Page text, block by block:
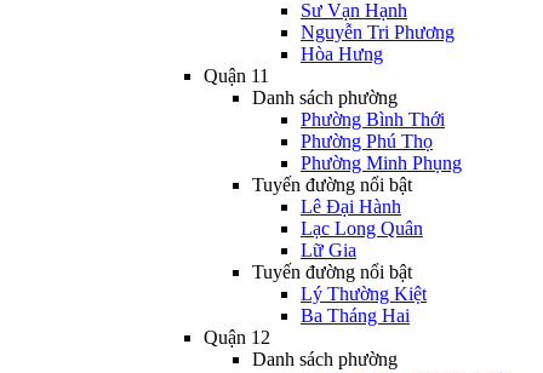
Sư Vạn Hạnh
Nguyễn Tri Phương
Hòa Hưng
Quận 11
Danh sách phường
Phường Bình Thới
Phường Phú Thọ
Phường Minh Phụng
Tuyến đường nổi bật
Lê Đại Hành
Lạc Long Quân
Lữ Gia
Tuyến đường nổi bật
Lý Thường Kiệt
Ba Tháng Hai
Quận 12
Danh sách phường